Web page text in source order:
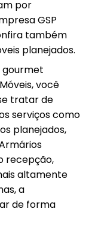
por
GSP
também
planejados.
gourmet
você
tratar de
serviços como
planejados,
recepção,
altamente
a
de forma